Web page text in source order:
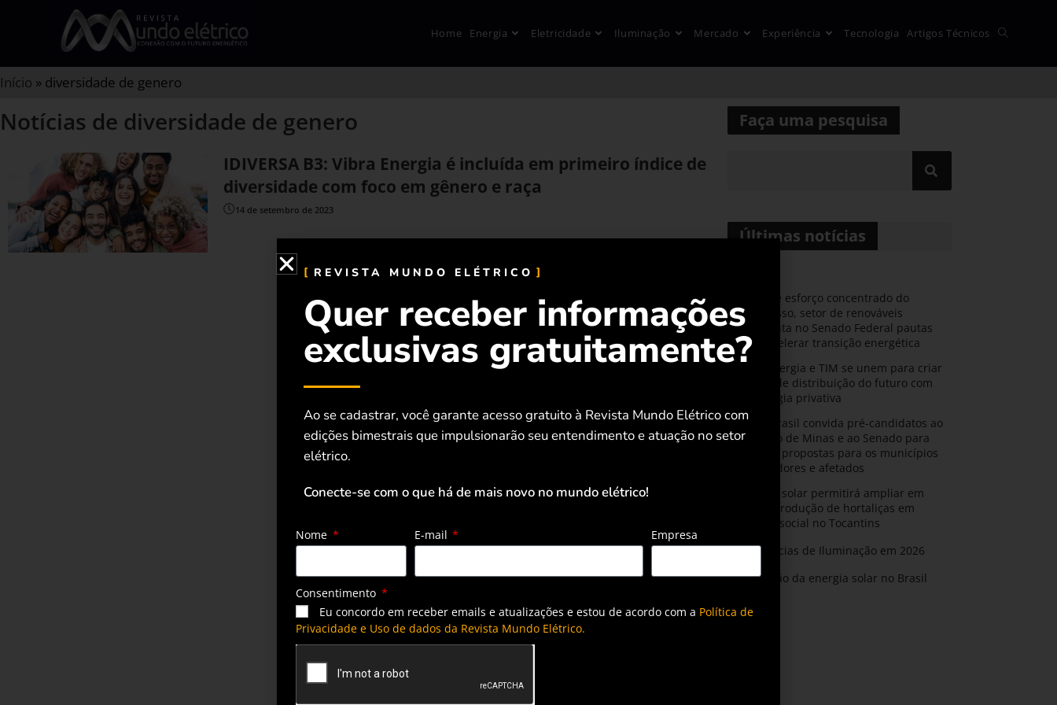
Home Energia Eletricidade Iluminação Mercado Experiência Tecnologia Artigos Técnicos
Início » diversidade de genero
Notícias de diversidade de genero
IDIVERSA B3: Vibra Energia é incluída em primeiro índice de
diversidade com foco em gênero e raça
14 de setembro de 2023
Faça uma pesquisa
Últimas notícias
Durante esforço concentrado do
Congresso, setor de renováveis
apresenta no Senado Federal pautas
para acelerar transição energética
CPFL Energia e TIM se unem para criar
a rede de distribuição do futuro com
tecnologia privativa
AMIG Brasil convida pré-candidatos ao
Governo de Minas e ao Senado para
discutir propostas para os municípios
mineradores e afetados
Energia solar permitirá ampliar em
25% a produção de hortaliças em
projeto social no Tocantins
Tendências de Iluminação em 2026
Expansão da energia solar no Brasil
REVISTA MUNDO ELÉTRICO
Quer receber informações
exclusivas gratuitamente?
Ao se cadastrar, você garante acesso gratuito à Revista Mundo Elétrico com
edições bimestrais que impulsionarão seu entendimento e atuação no setor
elétrico.
Conecte-se com o que há de mais novo no mundo elétrico!
Nome E-mail Empresa
Consentimento
Eu concordo em receber emails e atualizações e estou de acordo com a Política de
Privacidade e Uso de dados da Revista Mundo Elétrico.